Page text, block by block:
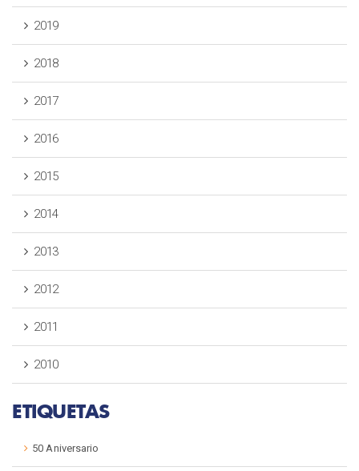
2019
2018
2017
2016
2015
2014
2013
2012
2011
2010
ETIQUETAS
50 Aniversario